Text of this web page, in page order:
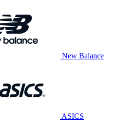
New Balance
ASICS